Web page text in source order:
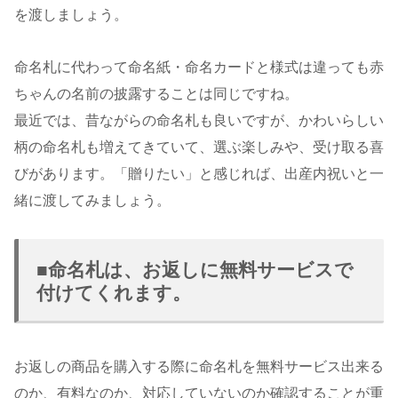
を渡しましょう。
命名札に代わって命名紙・命名カードと様式は違っても赤
ちゃんの名前の披露することは同じですね。
最近では、昔ながらの命名札も良いですが、かわいらしい
柄の命名札も増えてきていて、選ぶ楽しみや、受け取る喜
びがあります。「贈りたい」と感じれば、出産内祝いと一
緒に渡してみましょう。
■命名札は、お返しに無料サービスで
付けてくれます。
お返しの商品を購入する際に命名札を無料サービス出来る
のか、有料なのか、対応していないのか確認することが重